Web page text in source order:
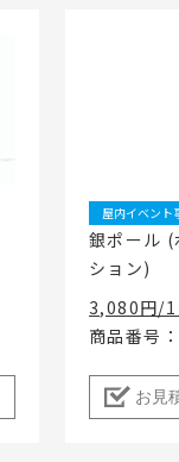
屋内イベント
銀ポール (
ション)
3,080円/1
商品番号
お見